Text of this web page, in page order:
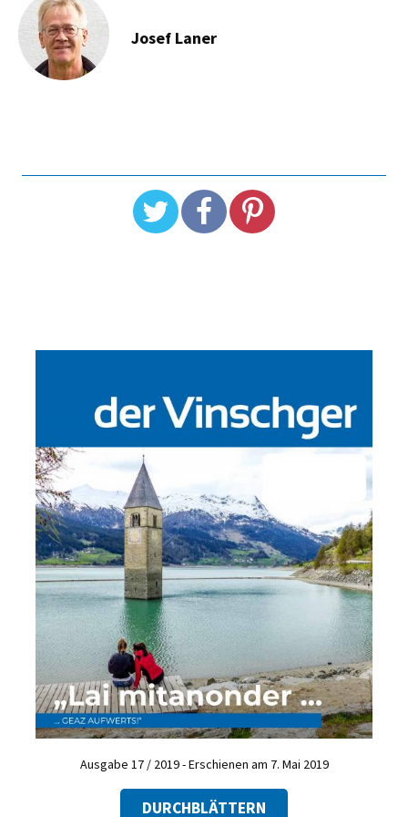
Josef Laner
Ausgabe 17 / 2019 - Erschienen am 7. Mai 2019
DURCHBLÄTTERN